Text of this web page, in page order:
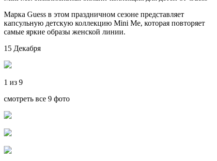
Марка Guess в этом праздничном сезоне представляет
капсульную детскую коллекцию Mini Me, которая повторяет
самые яркие образы женской линии.
15 Декабря
1 из 9
смотреть все 9 фото